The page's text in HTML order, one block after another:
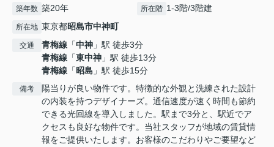
築年数 築20年 所在階 1-3階/3階建
所在地 東京都昭島市中神町
交通 青梅線 「中神 」駅 徒歩3分
青梅線 「東中神 」駅 徒歩13分
青梅線 「昭島 」駅 徒歩15分
備考
陽当りが良い物件です。特徴的な外観と洗練された設計
の内装を持つデザイナーズ。通信速度が速く時間も節約
できる光回線を導入しました。駅まで3分と、駅近でア
クセスも良好な物件です。当社スタッフが地域の賃貸情
報をご提供いたします。お客様のこだわりやご要望など